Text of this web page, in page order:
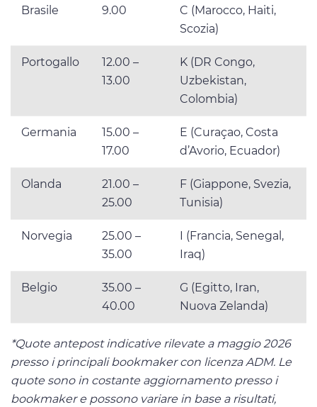
Brasile 9.00
C (Marocco, Haiti,
Scozia)
Portogallo
12.00 –
13.00
K (DR Congo,
Uzbekistan,
Colombia)
Germania
15.00 –
17.00
E (Curaçao, Costa
d’Avorio, Ecuador)
Olanda
21.00 –
25.00
F (Giappone, Svezia,
Tunisia)
Norvegia
25.00 –
35.00
I (Francia, Senegal,
Iraq)
Belgio
35.00 –
40.00
G (Egitto, Iran,
Nuova Zelanda)
*Quote antepost indicative rilevate a maggio 2026
presso i principali bookmaker con licenza ADM. Le
quote sono in costante aggiornamento presso i
bookmaker e possono variare in base a risultati,